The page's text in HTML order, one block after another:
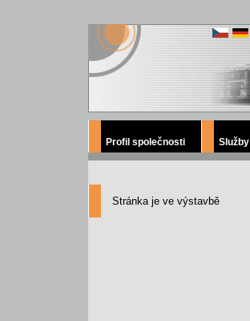
Stránka je ve výstavbě
Profil společnosti Služby